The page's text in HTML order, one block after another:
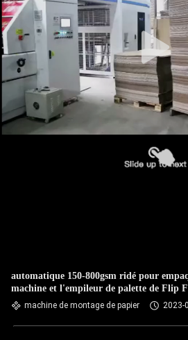
automatique 150-800gsm ridé pour
machine et l'empileur de palette de Flip
Withmachine de montage de papier 2023-